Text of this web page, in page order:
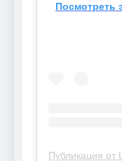
Посмотреть